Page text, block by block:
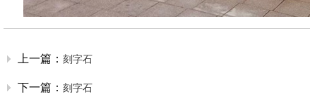
上一篇： 刻字石
下一篇： 刻字石